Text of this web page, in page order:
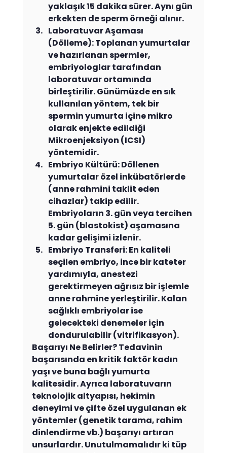
yaklaşık 15 dakika sürer. Aynı gün
erkekten de sperm örneği alınır.
Laboratuvar Aşaması
(Dölleme): Toplanan yumurtalar
ve hazırlanan spermler,
embriyologlar tarafından
laboratuvar ortamında
birleştirilir. Günümüzde en sık
kullanılan yöntem, tek bir
spermin yumurta içine mikro
olarak enjekte edildiği
Mikroenjeksiyon (ICSI)
yöntemidir.
Embriyo Kültürü: Döllenen
yumurtalar özel inkübatörlerde
(anne rahmini taklit eden
cihazlar) takip edilir.
Embriyoların 3. gün veya tercihen
5. gün (blastokist) aşamasına
kadar gelişimi izlenir.
Embriyo Transferi: En kaliteli
seçilen embriyo, ince bir kateter
yardımıyla, anestezi
gerektirmeyen ağrısız bir işlemle
anne rahmine yerleştirilir. Kalan
sağlıklı embriyolar ise
gelecekteki denemeler için
dondurulabilir (vitrifikasyon).
Başarıyı Ne Belirler? Tedavinin
başarısında en kritik faktör kadın
yaşı ve buna bağlı yumurta
kalitesidir. Ayrıca laboratuvarın
teknolojik altyapısı, hekimin
deneyimi ve çifte özel uygulanan ek
yöntemler (genetik tarama, rahim
dinlendirme vb.) başarıyı artıran
unsurlardır. Unutulmamalıdır ki tüp